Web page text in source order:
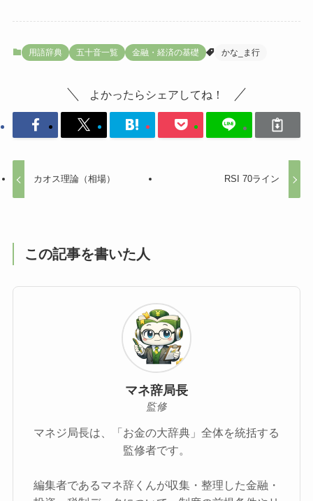
用語辞典 五十音一覧 金融・経済の基礎 かな_ま行
よかったらシェアしてね！
カオス理論（相場） RSI 70ライン
この記事を書いた人
マネ辞局長
監修
マネジ局長は、「お金の大辞典」全体を統括する
監修者です。
編集者であるマネ辞くんが収集・整理した金融・